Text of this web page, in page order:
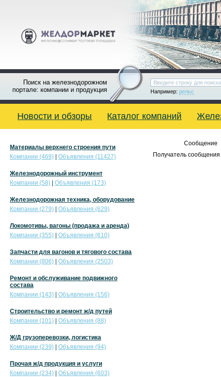
Поиск на железнодорожном
портале: компании и продукция
Например: рельс
Новости и обзоры Каталог компаний
Сообщение
Получатель сообщения
Материалы верхнего строения пути
Компании (469)
Объявления (11427)
Железнодорожный инструмент
Компании (58)
Объявления (173)
Железнодорожная техника, оборудование
Компании (279)
Объявления (629)
Локомотивы, вагоны (продажа и аренда)
Компании (355)
Объявления (610)
Запчасти для вагонов и тягового состава
Компании (806)
Объявления (2503)
Ремонт и обслуживание подвижного
состава
Компании (143)
Объявления (156)
Строительство и ремонт ж/д путей
Компании (101)
Объявления (88)
Ж/Д грузоперевозки, логистика
Компании (239)
Объявления (94)
Прочая ж/д продукция и услуги
Компании (234)
Объявления (603)